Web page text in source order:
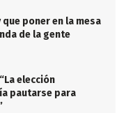
que poner en la mesa
de la gente
elección
pautarse para